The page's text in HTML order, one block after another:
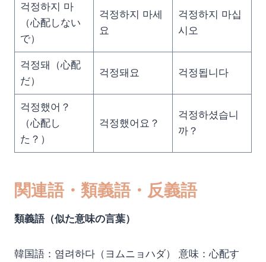
걱정하지 마
（心配しない
で）
걱정하지 마세
요
걱정하지 마십
시오
걱정돼（心配
だ）
걱정돼요 걱정됩니다
걱정했어？
（心配し
た？）
걱정했어요？
걱정하셨습니
까？
関連語・類義語・反義語
類義語（似た意味の言葉）
韓国語：염려하다（ヨムニョハダ） 意味：心配す